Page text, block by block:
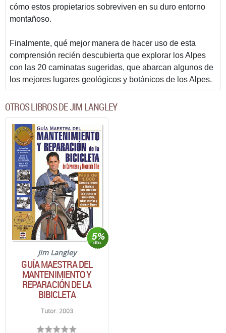
cómo estos propietarios sobreviven en su duro entorno
montañoso.
Finalmente, qué mejor manera de hacer uso de esta
comprensión recién descubierta que explorar los Alpes
con las 20 caminatas sugeridas, que abarcan algunos de
los mejores lugares geológicos y botánicos de los Alpes.
OTROS LIBROS DE JIM LANGLEY
Jim Langley
GUÍA MAESTRA DEL
MANTENIMIENTO Y
REPARACIÓN DE LA
BIBICLETA
Tutor. 2003